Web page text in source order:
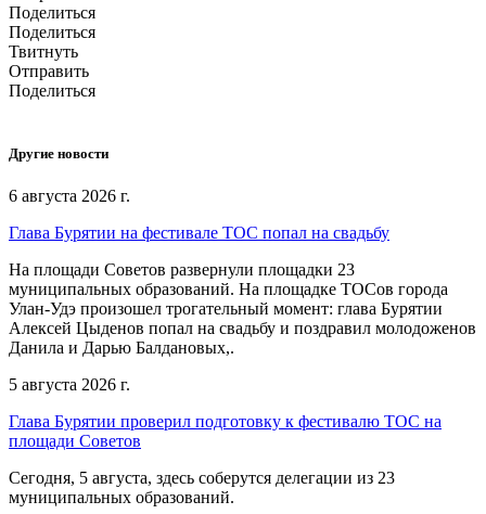
Поделиться
Поделиться
Твитнуть
Отправить
Поделиться
Другие новости
6 августа 2026 г.
Глава Бурятии на фестивале ТОС попал на свадьбу
На площади Советов развернули площадки 23
муниципальных образований. На площадке ТОСов города
Улан-Удэ произошел трогательный момент: глава Бурятии
Алексей Цыденов попал на свадьбу и поздравил молодоженов
Данила и Дарью Балдановых,.
5 августа 2026 г.
Глава Бурятии проверил подготовку к фестивалю ТОС на
площади Советов
Сегодня, 5 августа, здесь соберутся делегации из 23
муниципальных образований.